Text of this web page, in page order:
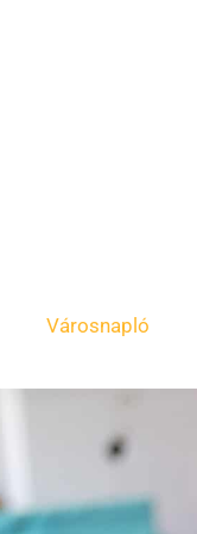
Városnapló